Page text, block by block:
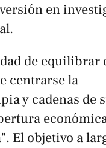
en
de equilibrar
centrarse la
y cadenas de
El objetivo a